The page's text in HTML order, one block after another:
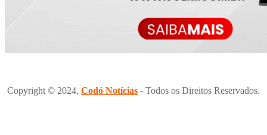
Copyright © 2024, Codó Notícias - Todos os Direitos Reservados.